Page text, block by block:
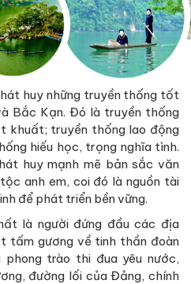
huy những truyền thống tốt
Bắc Kạn. Đó là truyền thống
khuất; truyền thống lao động
hiếu học, trọng nghĩa tình.
huy mạnh mẽ bản sắc văn
anh em, coi đó là nguồn tài
để phát triển bền vững.
là người đứng đầu các địa
tấm gương về tinh thần đoàn
trào thi đua yêu nước,
đường lối của Đảng, chính